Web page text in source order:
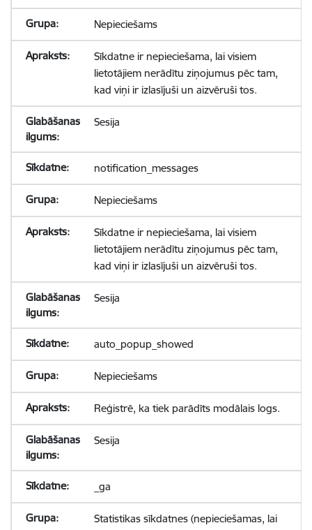
Nepieciešams
Sīkdatne ir nepieciešama, lai visiem
lietotājiem nerādītu ziņojumus pēc tam,
kad viņi ir izlasījuši un aizvēruši tos.
Sesija
notification_messages
Nepieciešams
Sīkdatne ir nepieciešama, lai visiem
lietotājiem nerādītu ziņojumus pēc tam,
kad viņi ir izlasījuši un aizvēruši tos.
Sesija
auto_popup_showed
Nepieciešams
Reģistrē, ka tiek parādīts modālais logs.
Sesija
_ga
Statistikas sīkdatnes (nepieciešamas, lai